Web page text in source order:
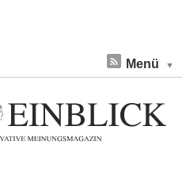
Menü